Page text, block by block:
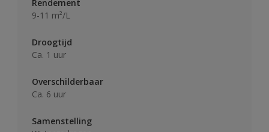
Rendement
9-11 m²/L
Droogtijd
Ca. 1 uur
Overschilderbaar
Ca. 6 uur
Samenstelling